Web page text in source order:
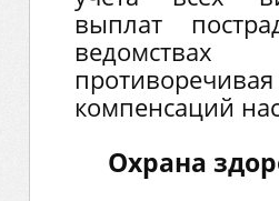
выплат
компенсаций
Охрана